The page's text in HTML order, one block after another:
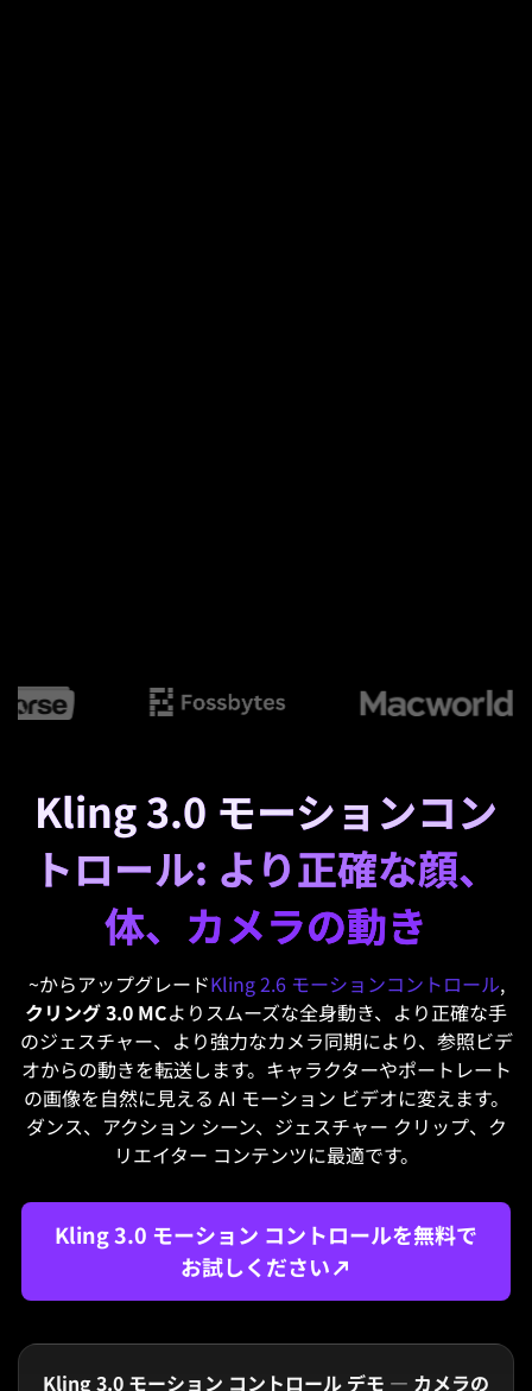
Kling 3.0 モーションコン
トロール: より正確な顔、
体、カメラの動き
~からアップグレードKling 2.6 モーションコントロール,
クリング 3.0 MCよりスムーズな全身動き、より正確な手
のジェスチャー、より強力なカメラ同期により、参照ビデ
オからの動きを転送します。キャラクターやポートレート
の画像を自然に見える AI モーション ビデオに変えます。
ダンス、アクション シーン、ジェスチャー クリップ、ク
リエイター コンテンツに最適です。
Kling 3.0 モーション コントロールを無料で
お試しください↗
Kling 3.0 モーション コントロール デモ — カメラの